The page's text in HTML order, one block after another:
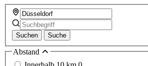
Suchen Suche
Abstand